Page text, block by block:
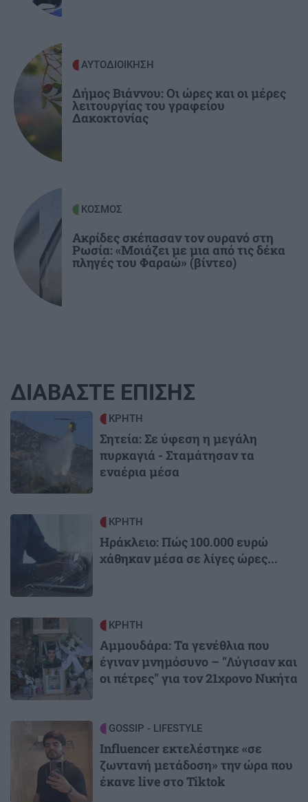
νότια
ΟΙΚΟΝΟΜΙΑ
Λιγότερα και ακριβότερα τα ακίνητα προς
πώληση -Το γαλλικό μοντέλο που εξετάζεται
ΑΥΤΟΔΙΟΙΚΗΣΗ
Δήμος Βιάννου: Οι ώρες και οι μέρες
λειτουργίας του γραφείου
Δακοκτονίας
ΚΟΣΜΟΣ
Ακρίδες σκέπασαν τον ουρανό στη
Ρωσία: «Μοιάζει με μια από τις δέκα
πληγές του Φαραώ» (βίντεο)
ΔΙΑΒΑΣΤΕ ΕΠΙΣΗΣ
Image ΚΡΗΤΗ
Σητεία: Σε ύφεση η μεγάλη
πυρκαγιά - Σταμάτησαν τα
εναέρια μέσα
Image ΚΡΗΤΗ
Ηράκλειο: Πώς 100.000 ευρώ
χάθηκαν μέσα σε λίγες ώρες...
Image ΚΡΗΤΗ
Αμμουδάρα: Τα γενέθλια που
έγιναν μνημόσυνο – "Λύγισαν και
οι πέτρες" για τον 21χρονο Νικήτα
GOSSIP - LIFESTYLE
Influencer εκτελέστηκε «σε
ζωντανή μετάδοση» την ώρα που
έκανε live στο Tiktok